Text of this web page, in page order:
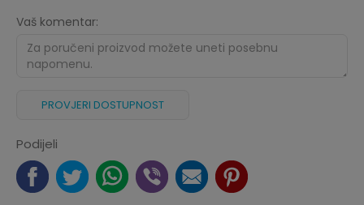
Vaš komentar:
PROVJERI DOSTUPNOST
Podijeli